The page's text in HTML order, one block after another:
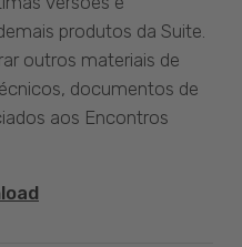
produtos da Suite.
outros materiais de
documentos de
aos Encontros